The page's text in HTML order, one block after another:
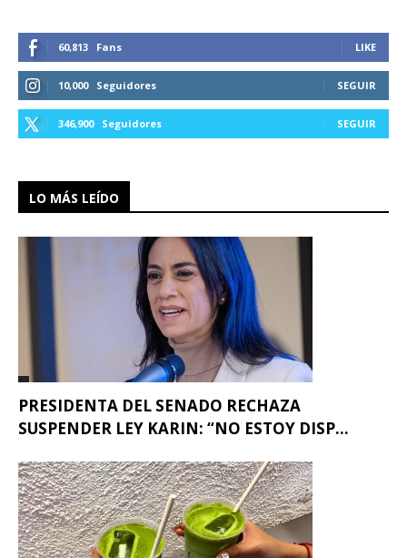
60,813 Fans LIKE
10,000 Seguidores SEGUIR
346,900 Seguidores SEGUIR
LO MÁS LEÍDO
PRESIDENTA DEL SENADO RECHAZA
SUSPENDER LEY KARIN: “NO ESTOY DISP...